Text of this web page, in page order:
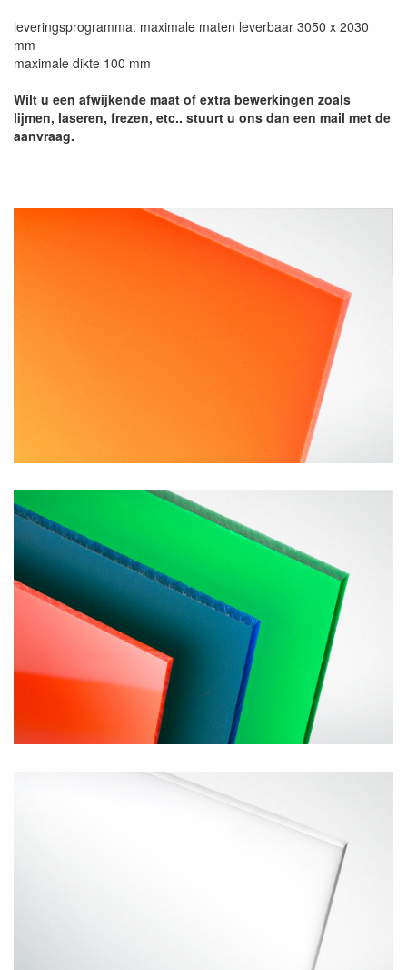
leveringsprogramma: maximale maten leverbaar 3050 x 2030
mm
maximale dikte 100 mm
Wilt u een afwijkende maat of extra bewerkingen zoals
lijmen, laseren, frezen, etc.. stuurt u ons dan een mail met de
aanvraag.